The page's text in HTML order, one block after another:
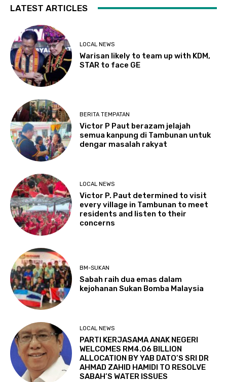
LATEST ARTICLES
LOCAL NEWS
Warisan likely to team up with KDM,
STAR to face GE
BERITA TEMPATAN
Victor P Paut berazam jelajah
semua kanpung di Tambunan untuk
dengar masalah rakyat
LOCAL NEWS
Victor P. Paut determined to visit
every village in Tambunan to meet
residents and listen to their
concerns
BM-SUKAN
Sabah raih dua emas dalam
kejohanan Sukan Bomba Malaysia
LOCAL NEWS
PARTI KERJASAMA ANAK NEGERI
WELCOMES RM4.06 BILLION
ALLOCATION BY YAB DATO’S SRI DR
AHMAD ZAHID HAMIDI TO RESOLVE
SABAH’S WATER ISSUES